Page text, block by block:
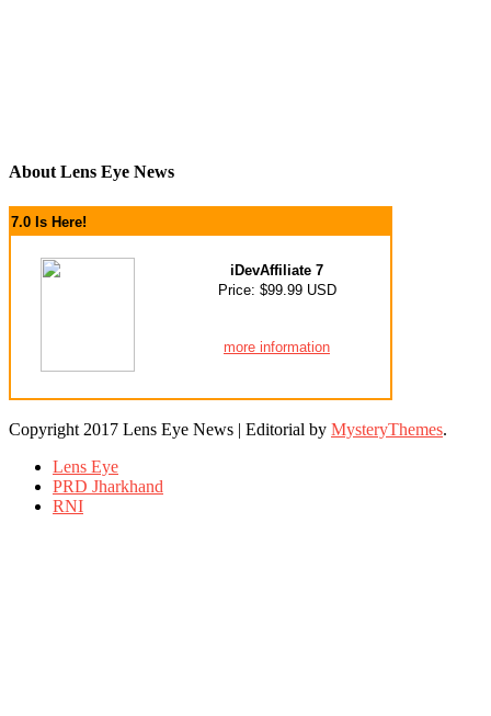
About Lens Eye News
7.0 Is Here!
iDevAffiliate 7
Price: $99.99 USD
more information
Copyright 2017 Lens Eye News | Editorial by MysteryThemes.
Lens Eye
PRD Jharkhand
RNI